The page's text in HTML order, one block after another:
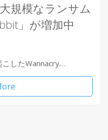
規模なランサム
」が増加中
したWannacry…